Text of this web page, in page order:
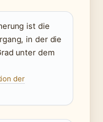
ist die
in der die
unter dem
der